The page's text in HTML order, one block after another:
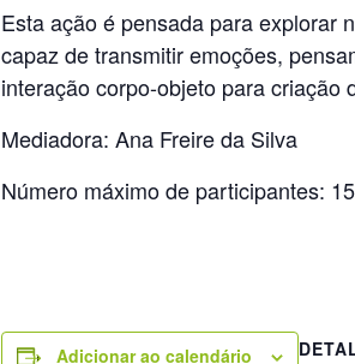
Esta ação é pensada para explorar
capaz de transmitir emoções,
interação corpo-objeto para criação
Mediadora: Ana Freire da Silva
Número máximo de participantes: 15
Adicionar ao calendário